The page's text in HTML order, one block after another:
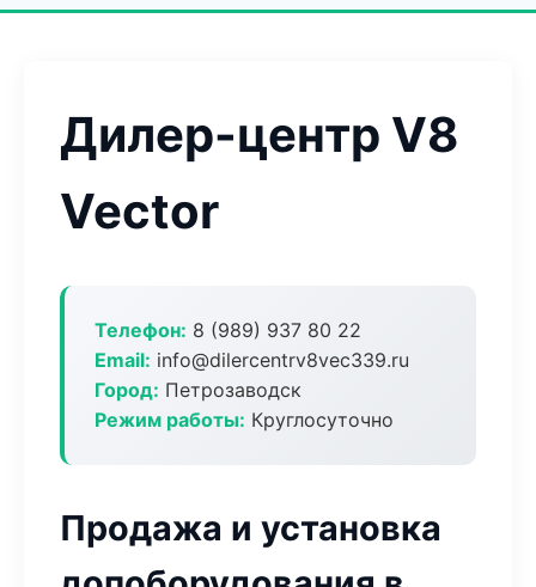
Дилер-центр V8
Vector
Телефон: 8 (989) 937 80 22
Email: info@dilercentrv8vec339.ru
Город: Петрозаводск
Режим работы: Круглосуточно
Продажа и установка